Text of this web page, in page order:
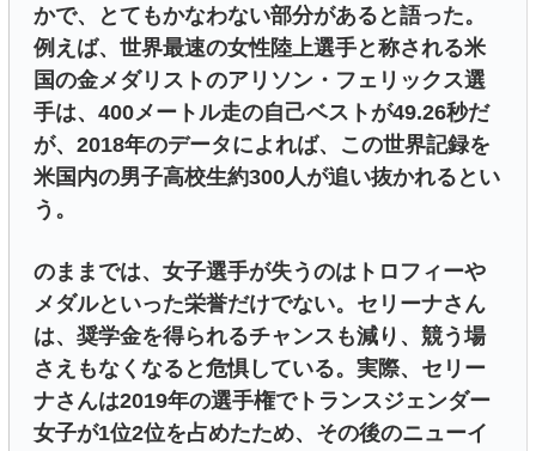
かで、とてもかなわない部分があると語った。
例えば、世界最速の女性陸上選手と称される米
国の金メダリストのアリソン・フェリックス選
手は、400メートル走の自己ベストが49.26秒だ
が、2018年のデータによれば、この世界記録を
米国内の男子高校生約300人が追い抜かれるとい
う。
のままでは、女子選手が失うのはトロフィーや
メダルといった栄誉だけでない。セリーナさん
は、奨学金を得られるチャンスも減り、競う場
さえもなくなると危惧している。実際、セリー
ナさんは2019年の選手権でトランスジェンダー
女子が1位2位を占めたため、その後のニューイ